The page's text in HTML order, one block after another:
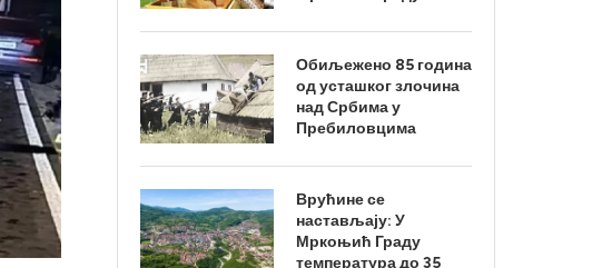
Обиљежено 85 година
од усташког злочина
над Србима у
Пребиловцима
Врућине се
настављају: У
Мркоњић Граду
температура до 35